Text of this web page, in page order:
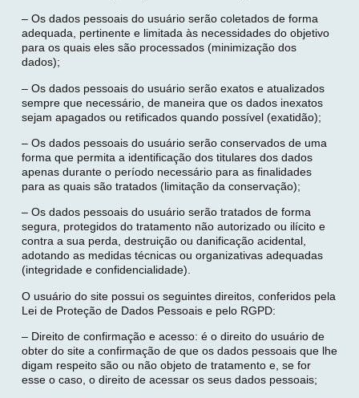
– Os dados pessoais do usuário serão coletados de forma
adequada, pertinente e limitada às necessidades do objetivo
para os quais eles são processados (minimização dos
dados);
– Os dados pessoais do usuário serão exatos e atualizados
sempre que necessário, de maneira que os dados inexatos
sejam apagados ou retificados quando possível (exatidão);
– Os dados pessoais do usuário serão conservados de uma
forma que permita a identificação dos titulares dos dados
apenas durante o período necessário para as finalidades
para as quais são tratados (limitação da conservação);
– Os dados pessoais do usuário serão tratados de forma
segura, protegidos do tratamento não autorizado ou ilícito e
contra a sua perda, destruição ou danificação acidental,
adotando as medidas técnicas ou organizativas adequadas
(integridade e confidencialidade).
O usuário do site possui os seguintes direitos, conferidos pela
Lei de Proteção de Dados Pessoais e pelo RGPD:
– Direito de confirmação e acesso: é o direito do usuário de
obter do site a confirmação de que os dados pessoais que lhe
digam respeito são ou não objeto de tratamento e, se for
esse o caso, o direito de acessar os seus dados pessoais;